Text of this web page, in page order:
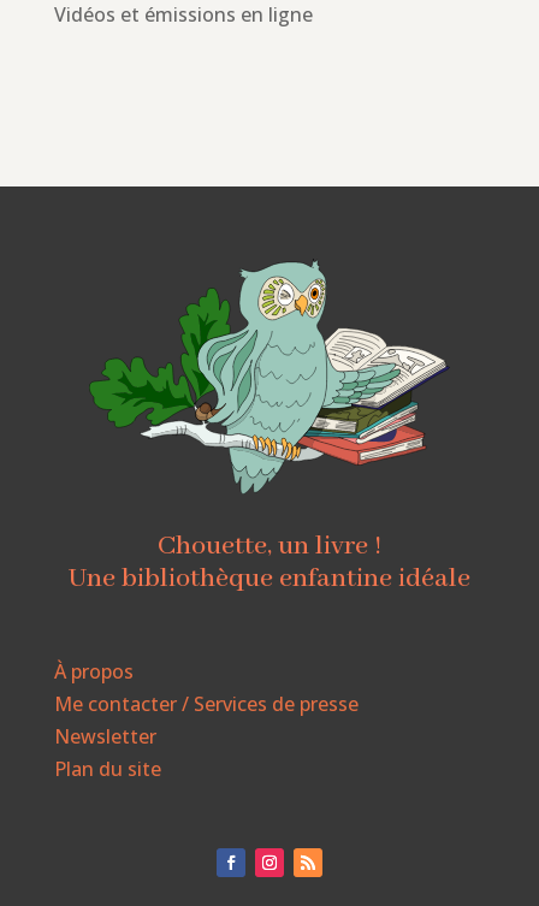
Vidéos et émissions en ligne
Chouette, un livre !
Une bibliothèque enfantine idéale
À propos
Me contacter / Services de presse
Newsletter
Plan du site